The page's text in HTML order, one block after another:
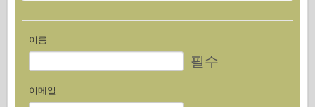
이름
필수
이메일